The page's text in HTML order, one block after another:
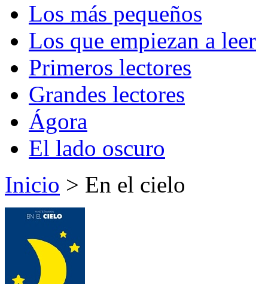
Los más pequeños
Los que empiezan a leer
Primeros lectores
Grandes lectores
Ágora
El lado oscuro
Inicio > En el cielo